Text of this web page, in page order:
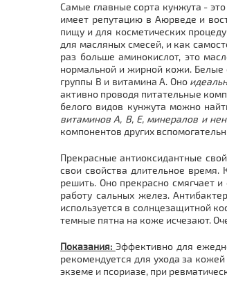
Самые главные сорта кунжута -
имеет репутацию в Аюрведе и
пищу и для косметических
для масляных смесей, и как
раз больше аминокислот, это
нормальной и жирной кожи. Белые
группы В и витамина А. Оно
активно проводя питательные
белого видов кунжута можно
витаминов А, В, Е, минералов и
компонентов других
Прекрасные антиоксидантные
свои свойства длительное
решить. Оно прекрасно смягчает
работу сальных желез.
используется в солнцезащитной
темные пятна на коже исчезают.
Показания: Эффективно для
рекомендуется для ухода за
экземе и псориазе, при